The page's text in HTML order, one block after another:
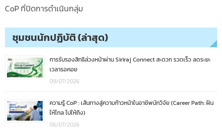
CoP ที่ปิดการดำเนินกลุ่ม
ชุมชนนักปฏิบัติ (ล่าสุด)
การรับรองสิทธิล่วงหน้าผ่าน Siriraj Connect สะดวก รวดเร็ว ลดระยะ
เวลารอคอย
09/07/2026
ความรู้ CoP : เส้นทางสู่ความก้าวหน้าในอาชีพนักวิจัย (Career Path: ฝัน
ให้ไกล ไปให้ถึง)
06/07/2026